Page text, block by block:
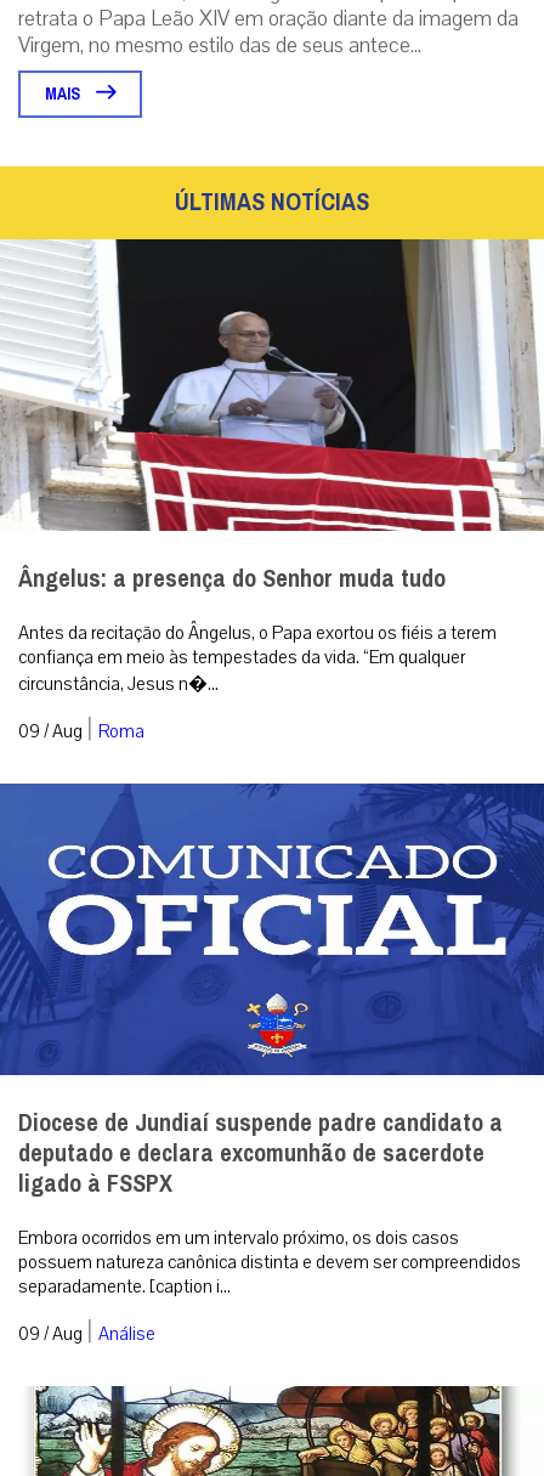
retrata o Papa Leão XIV em oração diante da imagem da
Virgem, no mesmo estilo das de seus antece...
MAIS
ÚLTIMAS NOTÍCIAS
Ângelus: a presença do Senhor muda tudo
Antes da recitação do Ângelus, o Papa exortou os fiéis a terem
confiança em meio às tempestades da vida. “Em qualquer
circunstância, Jesus n�...
09 / Aug | Roma
Diocese de Jundiaí suspende padre candidato a
deputado e declara excomunhão de sacerdote
ligado à FSSPX
Embora ocorridos em um intervalo próximo, os dois casos
possuem natureza canônica distinta e devem ser compreendidos
separadamente. [caption i...
09 / Aug | Análise